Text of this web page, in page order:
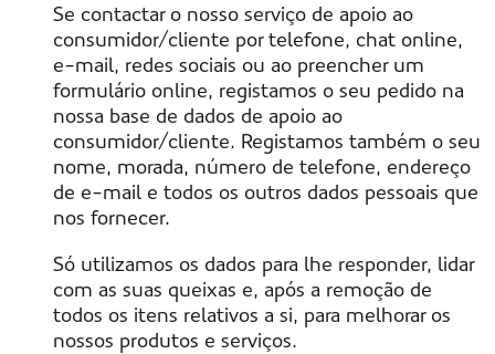
Se contactar o nosso serviço de apoio ao
consumidor/cliente por telefone, chat online,
e-mail, redes sociais ou ao preencher um
formulário online, registamos o seu pedido na
nossa base de dados de apoio ao
consumidor/cliente. Registamos também o seu
nome, morada, número de telefone, endereço
de e-mail e todos os outros dados pessoais que
nos fornecer.
Só utilizamos os dados para lhe responder, lidar
com as suas queixas e, após a remoção de
todos os itens relativos a si, para melhorar os
nossos produtos e serviços.